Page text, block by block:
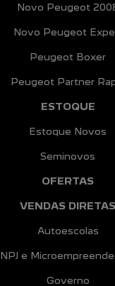
Novo Peugeot
Novo Peugeot
Peugeot Boxer
Peugeot Partner
ESTOQUE
Estoque Novos
Seminovos
OFERTAS
VENDAS DIRETAS
Autoescolas
e
Governo